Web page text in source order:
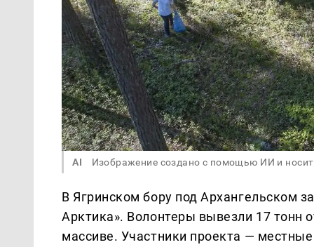
AI Изображение создано с помощью ИИ и
В Ягринском бору под Архангельском
Арктика». Волонтеры вывезли 17 тонн
массиве. Участники проекта —